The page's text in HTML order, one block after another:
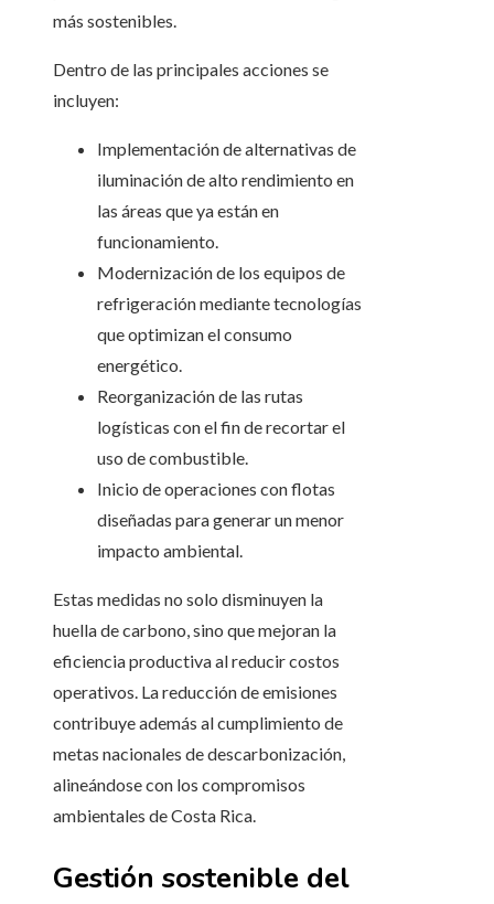
más sostenibles.
Dentro de las principales acciones se
incluyen:
Implementación de alternativas de
iluminación de alto rendimiento en
las áreas que ya están en
funcionamiento.
Modernización de los equipos de
refrigeración mediante tecnologías
que optimizan el consumo
energético.
Reorganización de las rutas
logísticas con el fin de recortar el
uso de combustible.
Inicio de operaciones con flotas
diseñadas para generar un menor
impacto ambiental.
Estas medidas no solo disminuyen la
huella de carbono, sino que mejoran la
eficiencia productiva al reducir costos
operativos. La reducción de emisiones
contribuye además al cumplimiento de
metas nacionales de descarbonización,
alineándose con los compromisos
ambientales de Costa Rica.
Gestión sostenible del